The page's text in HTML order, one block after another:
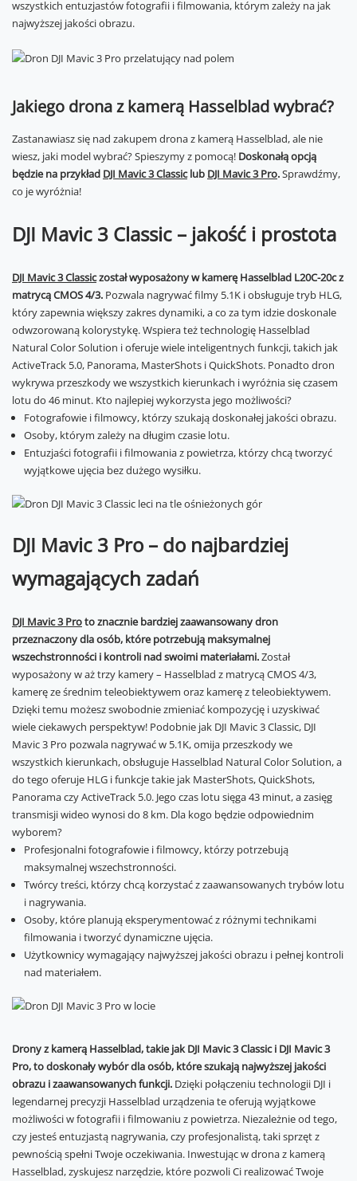
wszystkich entuzjastów fotografii i filmowania, którym zależy na jak
najwyższej jakości obrazu.
Jakiego drona z kamerą Hasselblad wybrać?
Zastanawiasz się nad zakupem drona z kamerą Hasselblad, ale nie
wiesz, jaki model wybrać? Spieszymy z pomocą! Doskonałą opcją
będzie na przykład DJI Mavic 3 Classiclub DJI Mavic 3 Pro.Sprawdźmy,
co je wyróżnia!
DJI Mavic 3 Classic – jakość i prostota
DJI Mavic 3 Classiczostał wyposażony w kamerę Hasselblad L20C-20c z
matrycą CMOS 4/3. Pozwala nagrywać filmy 5.1K i obsługuje tryb HLG,
który zapewnia większy zakres dynamiki, a co za tym idzie doskonale
odwzorowaną kolorystykę. Wspiera też technologię Hasselblad
Natural Color Solution i oferuje wiele inteligentnych funkcji, takich jak
ActiveTrack 5.0, Panorama, MasterShots i QuickShots. Ponadto dron
wykrywa przeszkody we wszystkich kierunkach i wyróżnia się czasem
lotu do 46 minut. Kto najlepiej wykorzysta jego możliwości?
Fotografowie i filmowcy, którzy szukają doskonałej jakości obrazu.
Osoby, którym zależy na długim czasie lotu.
Entuzjaści fotografii i filmowania z powietrza, którzy chcą tworzyć
wyjątkowe ujęcia bez dużego wysiłku.
DJI Mavic 3 Pro – do najbardziej
wymagających zadań
DJI Mavic 3 Proto znacznie bardziej zaawansowany dron
przeznaczony dla osób, które potrzebują maksymalnej
wszechstronności i kontroli nad swoimi materiałami.Został
wyposażony w aż trzy kamery – Hasselblad z matrycą CMOS 4/3,
kamerę ze średnim teleobiektywem oraz kamerę z teleobiektywem.
Dzięki temu możesz swobodnie zmieniać kompozycję i uzyskiwać
wiele ciekawych perspektyw! Podobnie jak DJI Mavic 3 Classic, DJI
Mavic 3 Pro pozwala nagrywać w 5.1K, omija przeszkody we
wszystkich kierunkach, obsługuje Hasselblad Natural Color Solution, a
do tego oferuje HLG i funkcje takie jak MasterShots, QuickShots,
Panorama czy ActiveTrack 5.0. Jego czas lotu sięga 43 minut, a zasięg
transmisji wideo wynosi do 8 km. Dla kogo będzie odpowiednim
wyborem?
Profesjonalni fotografowie i filmowcy, którzy potrzebują
maksymalnej wszechstronności.
Twórcy treści, którzy chcą korzystać z zaawansowanych trybów lotu
i nagrywania.
Osoby, które planują eksperymentować z różnymi technikami
filmowania i tworzyć dynamiczne ujęcia.
Użytkownicy wymagający najwyższej jakości obrazu i pełnej kontroli
nad materiałem.
Drony z kamerą Hasselblad, takie jak DJI Mavic 3 Classic i DJI Mavic 3
Pro, to doskonały wybór dla osób, które szukają najwyższej jakości
obrazu i zaawansowanych funkcji. Dzięki połączeniu technologii DJI i
legendarnej precyzji Hasselblad urządzenia te oferują wyjątkowe
możliwości w fotografii i filmowaniu z powietrza. Niezależnie od tego,
czy jesteś entuzjastą nagrywania, czy profesjonalistą, taki sprzęt z
pewnością spełni Twoje oczekiwania. Inwestując w drona z kamerą
Hasselblad, zyskujesz narzędzie, które pozwoli Ci realizować Twoje